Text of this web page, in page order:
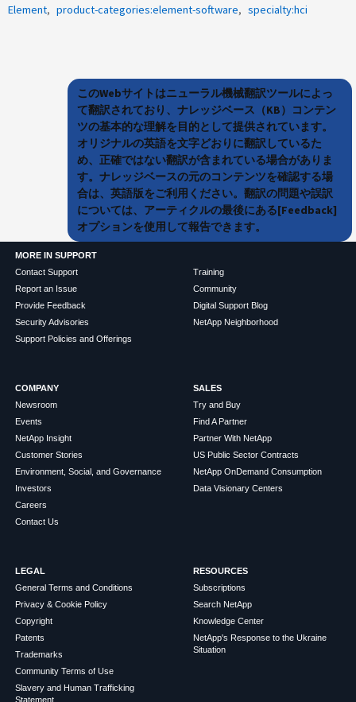
Element
product-categories:element-software specialty:hci
このWebサイトはニューラル機械翻訳ツールによっ
て翻訳されており、ナレッジベース（KB）コンテン
ツの基本的な理解を目的として提供されています。
オリジナルの英語を文字どおりに翻訳しているた
め、正確ではない翻訳が含まれている場合がありま
す。ナレッジベースの元のコンテンツを確認する場
合は、英語版をご利用ください。翻訳の問題や誤訳
については、アーティクルの最後にある[Feedback]
オプションを使用して報告できます。
MORE IN SUPPORT
Contact Support
Report an Issue
Provide Feedback
Security Advisories
Support Policies and Offerings
Training
Community
Digital Support Blog
NetApp Neighborhood
COMPANY
Newsroom
Events
NetApp Insight
Customer Stories
Environment, Social, and Governance
Investors
Careers
Contact Us
SALES
Try and Buy
Find A Partner
Partner With NetApp
US Public Sector Contracts
NetApp OnDemand Consumption
Data Visionary Centers
LEGAL
General Terms and Conditions
Privacy & Cookie Policy
Copyright
Patents
Trademarks
Community Terms of Use
Slavery and Human Trafficking
Statement
RESOURCES
Subscriptions
Search NetApp
Knowledge Center
NetApp's Response to the Ukraine
Situation